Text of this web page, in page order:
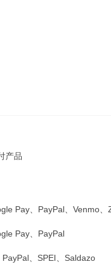
产品
Pay、PayPal、Venmo、
Pay、PayPal
、SPEI、Saldazo